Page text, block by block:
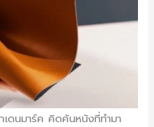
ดนมาร์ค คิดค้นหนังที่ทำมา